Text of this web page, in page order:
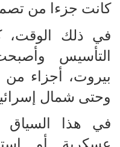
كانت جزءا من
في ذلك الوقت،
التأسيس
بيروت، أجزاء من
وحتى شمال
في هذا السياق